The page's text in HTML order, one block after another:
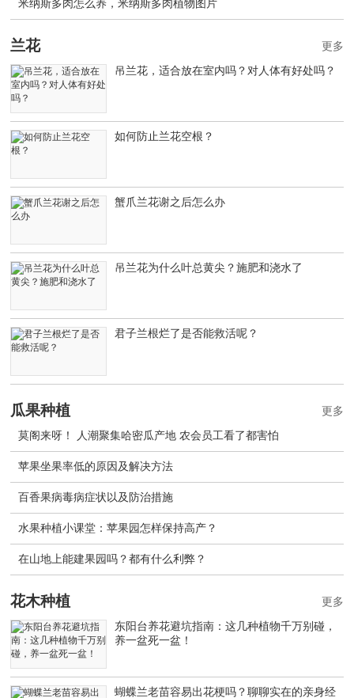
米纳斯多肉怎么养，米纳斯多肉植物图片
兰花
吊兰花，适合放在室内吗？对人体有好处吗？
如何防止兰花空根？
蟹爪兰花谢之后怎么办
吊兰花为什么叶总黄尖？施肥和浇水了
君子兰根烂了是否能救活呢？
更多
瓜果种植
莫阁来呀！ 人潮聚集哈密瓜产地 农会员工看了都害怕
苹果坐果率低的原因及解决方法
百香果病毒病症状以及防治措施
水果种植小课堂：苹果园怎样保持高产？
在山地上能建果园吗？都有什么利弊？
更多
花木种植
东阳台养花避坑指南：这几种植物千万别碰，
养一盆死一盆！
蝴蝶兰老苗容易出花梗吗？聊聊实在的亲身经
更多